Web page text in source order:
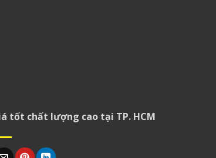
tốt chất lượng cao tại TP. HCM